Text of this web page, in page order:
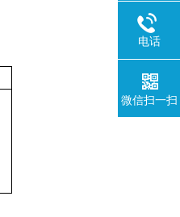
电话
微信扫一扫